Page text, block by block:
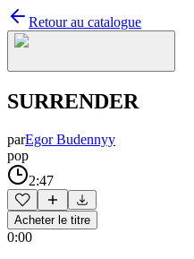
Retour au catalogue
SURRENDER
parEgor Budennyy
pop
2:47
Acheter le titre
0:00